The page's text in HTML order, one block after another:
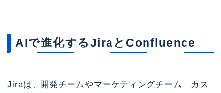
AIで進化するJiraとConfluence
Jiraは、開発チームやマーケティングチーム、カス